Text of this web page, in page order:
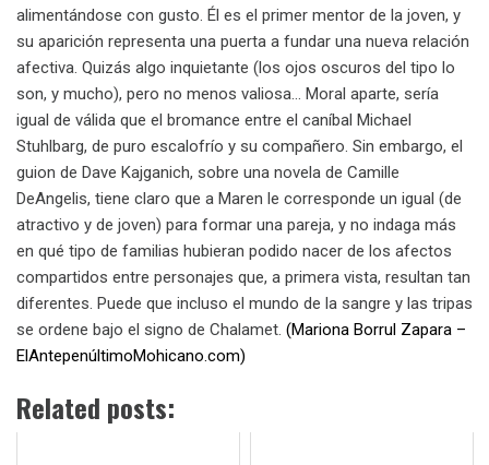
alimentándose con gusto. Él es el primer mentor de la joven, y
su aparición representa una puerta a fundar una nueva relación
afectiva. Quizás algo inquietante (los ojos oscuros del tipo lo
son, y mucho), pero no menos valiosa… Moral aparte, sería
igual de válida que el bromance entre el caníbal Michael
Stuhlbarg, de puro escalofrío y su compañero. Sin embargo, el
guion de Dave Kajganich, sobre una novela de Camille
DeAngelis, tiene claro que a Maren le corresponde un igual (de
atractivo y de joven) para formar una pareja, y no indaga más
en qué tipo de familias hubieran podido nacer de los afectos
compartidos entre personajes que, a primera vista, resultan tan
diferentes. Puede que incluso el mundo de la sangre y las tripas
se ordene bajo el signo de Chalamet. (Mariona Borrul Zapara –
ElAntepenúltimoMohicano.com)
Related posts: